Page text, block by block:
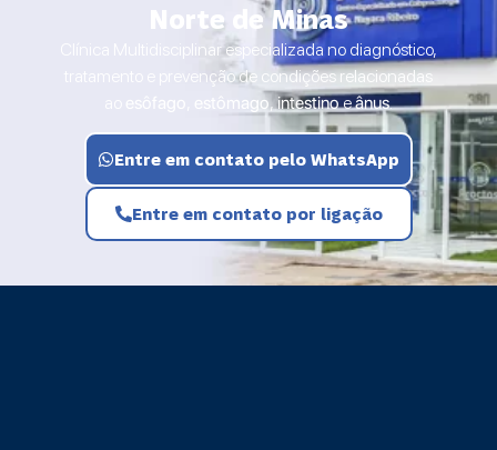
Norte de Minas
Clínica Multidisciplinar especializada no diagnóstico,
tratamento e prevenção de condições relacionadas
estômago, intestinoeânus.
Entre em contato pelo WhatsApp
Entre em contato por ligação